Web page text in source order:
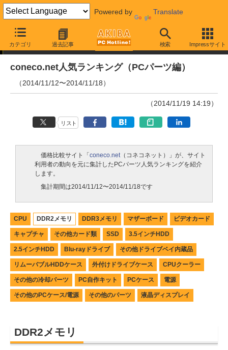
Powered by Translate
カテゴリ 過去記事 検索 Impressサイト
ランキング
coneco.net人気ランキング（PCパーツ編）
（2014/11/12〜2014/11/18）
（2014/11/19 14:19）
リスト
価格比較サイト「 coneco.net（コネコネット）」が、サイト
利用者の動向を元に集計したPCパーツ人気ランキングを紹介
します。
集計期間は2014/11/12〜2014/11/18です
CPU DDR2メモリ DDR3メモリ マザーボード ビデオカード
キャプチャ その他カード類 SSD 3.5インチHDD
2.5インチHDD Blu-rayドライブ その他ドライブベイ内蔵品
リムーバブルHDDケース 外付けドライブケース CPUクーラー
その他の冷却パーツ PC自作キット PCケース 電源
その他のPCケース/電源 その他のパーツ 液晶ディスプレイ
DDR2メモリ